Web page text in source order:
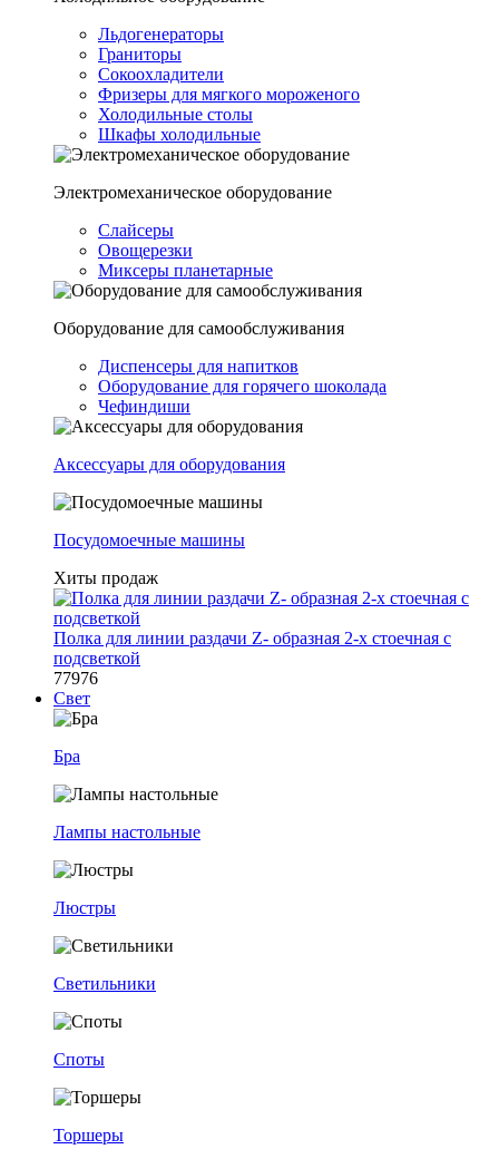
Льдогенераторы
Граниторы
Сокоохладители
Фризеры для мягкого мороженого
Холодильные столы
Шкафы холодильные
Электромеханическое оборудование
Слайсеры
Овощерезки
Миксеры планетарные
Оборудование для самообслуживания
Диспенсеры для напитков
Оборудование для горячего шоколада
Чефиндиши
Аксессуары для оборудования
Посудомоечные машины
Хиты продаж
Полка для линии раздачи Z- образная 2-х стоечная с
подсветкой
77976
Свет
Бра
Лампы настольные
Люстры
Светильники
Споты
Торшеры